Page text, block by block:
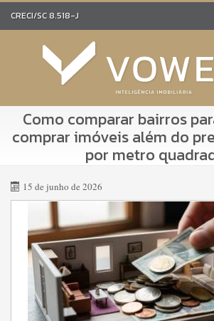
CRECI/SC 8.518-J
Como comparar bairros
comprar imóveis além do
por metro
15 de junho de 2026